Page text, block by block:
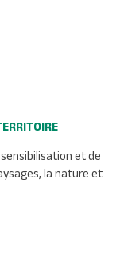
et de
la nature et